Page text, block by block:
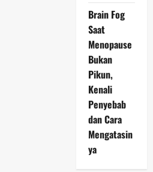
Brain Fog
Saat
Menopause
Bukan
Pikun,
Kenali
Penyebab
dan Cara
Mengatasin
ya